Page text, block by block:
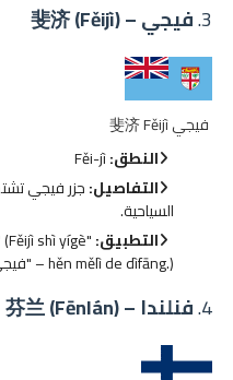
3. فيجي – 斐济 (Fěijì)
فيجي 斐济 Fěijì
النطق:
التفاصيل:جزر فيجي
السياحية.
التطبيق: shì yígè
hěn mělì de dìfāng.) – "فيجي مكان جميل للغاية."
4. فنلندا – 芬兰 (Fēnlán)